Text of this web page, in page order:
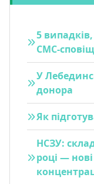
5
СМС-
У
донора
Як
НСЗУ:
році —